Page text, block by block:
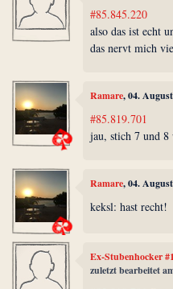
#85.845.220
also das ist echt
das nervt mich
Ramare, 04.
#85.819.701
jau, stich 7 und
Ramare, 04.
keksl: hast recht!
Ex-Stubenhocker
zuletzt bearbeitet